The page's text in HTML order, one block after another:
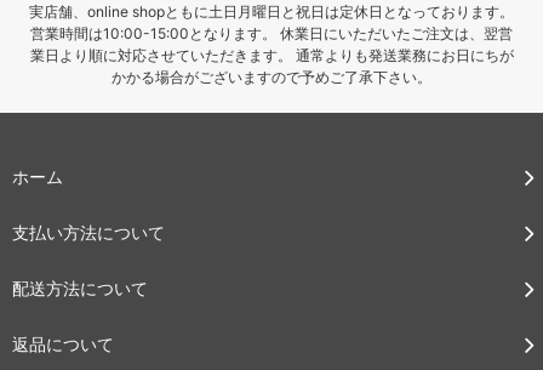
実店舗、online shopともに土日月曜日と祝日は定休日となっております。
営業時間は10:00-15:00となります。 休業日にいただいたご注文は、翌営
業日より順に対応させていただきます。 通常よりも発送業務にお日にちが
かかる場合がございますので予めご了承下さい。
ホーム
支払い方法について
配送方法について
返品について